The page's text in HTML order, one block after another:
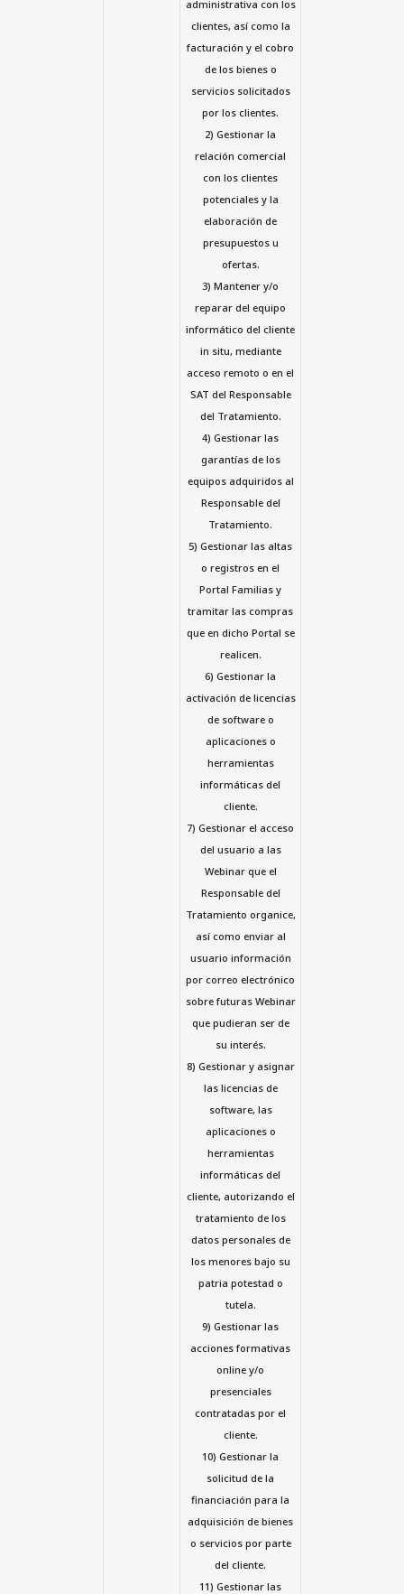
administrativa con los
clientes, así como la
facturación y el cobro
de los bienes o
servicios solicitados
por los clientes.
2) Gestionar la
relación comercial
con los clientes
potenciales y la
elaboración de
presupuestos u
ofertas.
3) Mantener y/o
reparar del equipo
informático del cliente
in situ, mediante
acceso remoto o en el
SAT del Responsable
del Tratamiento.
4) Gestionar las
garantías de los
equipos adquiridos al
Responsable del
Tratamiento.
5) Gestionar las altas
o registros en el
Portal Familias y
tramitar las compras
que en dicho Portal se
realicen.
6) Gestionar la
activación de licencias
de software o
aplicaciones o
herramientas
informáticas del
cliente.
7) Gestionar el acceso
del usuario a las
Webinar que el
Responsable del
Tratamiento organice,
así como enviar al
usuario información
por correo electrónico
sobre futuras Webinar
que pudieran ser de
su interés.
8) Gestionar y asignar
las licencias de
software, las
aplicaciones o
herramientas
informáticas del
cliente, autorizando el
tratamiento de los
datos personales de
los menores bajo su
patria potestad o
tutela.
9) Gestionar las
acciones formativas
online y/o
presenciales
contratadas por el
cliente.
10) Gestionar la
solicitud de la
financiación para la
adquisición de bienes
o servicios por parte
del cliente.
11) Gestionar las